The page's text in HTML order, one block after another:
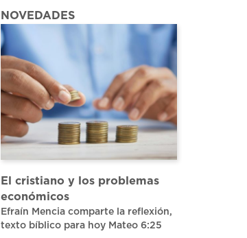
NOVEDADES
El cristiano y los problemas
económicos
Efraín Mencia comparte la reflexión,
texto bíblico para hoy Mateo 6:25